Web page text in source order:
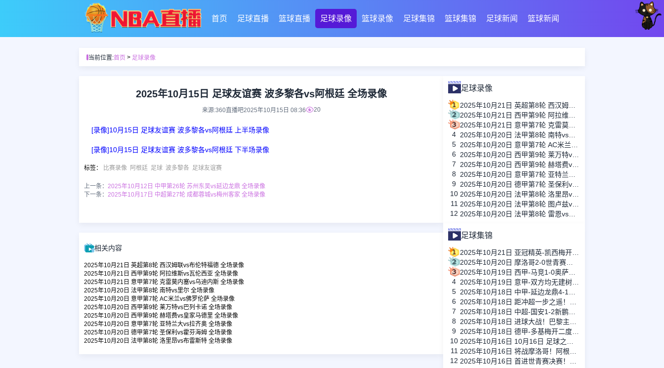
首页 足球直播 篮球直播 足球录像 篮球录像 足球集锦 篮球集锦 足球新闻 篮球新闻
当前位置:首页 > 足球录像
2025年10月15日 足球友谊赛 波多黎各vs阿根廷 全场录像
来源:360直播吧2025年10月15日 08:36 20
[录像]10月15日 足球友谊赛 波多黎各vs阿根廷 上半场录像
[录像]10月15日 足球友谊赛 波多黎各vs阿根廷 下半场录像
标签： 比赛录像 阿根廷 足球 波多黎各 足球友谊赛
上一条： 2025年10月12日 中甲第26轮 苏州东吴vs延边龙鼎 全场录像
下一条： 2025年10月17日 中超第27轮 成都蓉城vs梅州客家 全场录像
相关内容
2025年10月21日 英超第8轮 西汉姆联vs布伦特福德 全场录像
2025年10月21日 西甲第9轮 阿拉维斯vs瓦伦西亚 全场录像
2025年10月21日 意甲第7轮 克雷莫内塞vs乌迪内斯 全场录像
2025年10月20日 法甲第8轮 南特vs里尔 全场录像
2025年10月20日 意甲第7轮 AC米兰vs佛罗伦萨 全场录像
2025年10月20日 西甲第9轮 莱万特vs巴列卡诺 全场录像
2025年10月20日 西甲第9轮 赫塔费vs皇家马德里 全场录像
2025年10月20日 意甲第7轮 亚特兰大vs拉齐奥 全场录像
2025年10月20日 德甲第7轮 圣保利vs霍芬海姆 全场录像
2025年10月20日 法甲第8轮 洛里昂vs布雷斯特 全场录像
足球录像
1
2
3
4
5
6
7
8
9
10
11
12
足球集锦
1
2
3
4
5
6
7
8
9
10
11
12